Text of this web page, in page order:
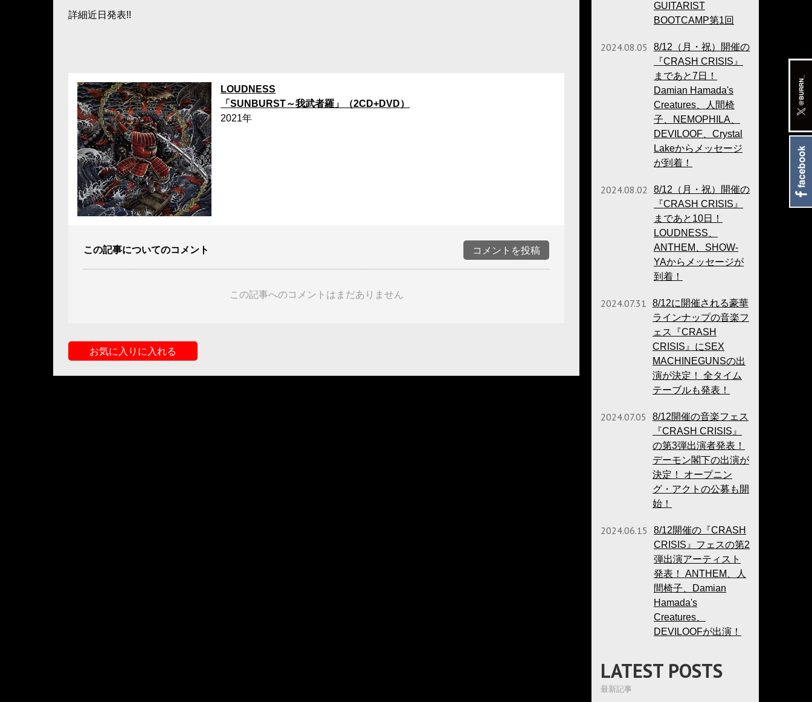
詳細近日発表!!
LOUDNESS
「SUNBURST～我武者羅」（2CD+DVD）
2021年
この記事についてのコメント コメントを投稿
この記事へのコメントはまだありません
お気に入りに入れる
GUITARIST
BOOTCAMP第1回
2024.08.05
8/12（月・祝）開催の
『CRASH CRISIS』
まであと7日！
Damian Hamada's
Creatures、人間椅
子、NEMOPHILA、
DEVILOOF、Crystal
Lakeからメッセージ
が到着！
2024.08.02
8/12（月・祝）開催の
『CRASH CRISIS』
まであと10日！
LOUDNESS、
ANTHEM、SHOW-
YAからメッセージが
到着！
2024.07.31
8/12に開催される豪華
ラインナップの音楽フ
ェス『CRASH
CRISIS』にSEX
MACHINEGUNSの出
演が決定！ 全タイム
テーブルも発表！
2024.07.05
8/12開催の音楽フェス
『CRASH CRISIS』
の第3弾出演者発表！
デーモン閣下の出演が
決定！ オープニン
グ・アクトの公募も開
始！
2024.06.15
8/12開催の『CRASH
CRISIS』フェスの第2
弾出演アーティスト
発表！ ANTHEM、人
間椅子、Damian
Hamada's
Creatures、
DEVILOOFが出演！
LATEST POSTS
最新記事